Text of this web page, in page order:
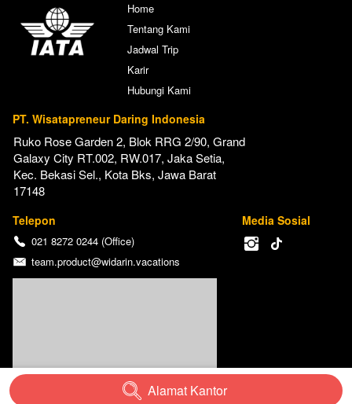
` Alamat Kantor
Home
Tentang Kami
Jadwal Trip
Karir
Hubungi Kami
PT. Wisatapreneur Daring Indonesia
Ruko Rose Garden 2, Blok RRG 2/90, Grand
Galaxy City RT.002, RW.017, Jaka Setia,
Kec. Bekasi Sel., Kota Bks, Jawa Barat
17148
Telepon
021 8272 0244 (Office)
team.product@widarin.vacations
Media Sosial
@2026 Widarin Vacation Inc.